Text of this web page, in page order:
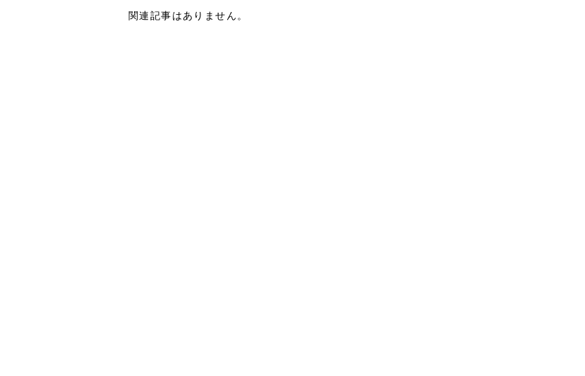
関連記事はありません。